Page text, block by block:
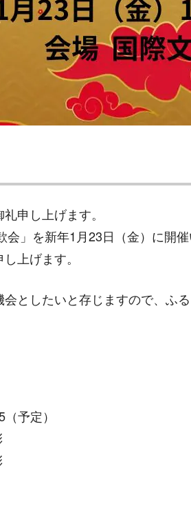
申し上げます。
」を新年1月23日（金）に開催
上げます。
としたいと存じますので、ふ
予定）